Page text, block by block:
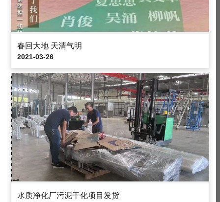
春回大地 天清气明
2021-03-26
水质净化厂污泥干化项目发货